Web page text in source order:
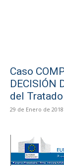
Caso
DECISIÓN
del Tratado
29 de Enero de 2018